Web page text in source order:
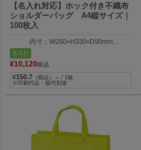
【名入れ対応】ホック付き不織布
ショルダーバッグ A4縦サイズ｜
100枚入
内寸：W260×H330×D90mm
外寸：W350×H330×D90mm
名入れ
¥10,120税込
¥150.7 （税込）～ ⁄ 1枚
※印刷代込・版代別途